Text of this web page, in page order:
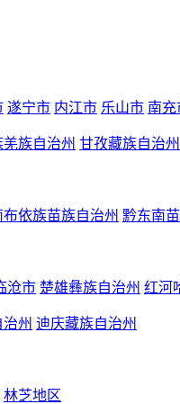
遂宁市 内江市 乐山市 南充
羌族自治州 甘孜藏族自治州
依族苗族自治州 黔东南
沧市 楚雄彝族自治州 红河
州 迪庆藏族自治州
林芝地区